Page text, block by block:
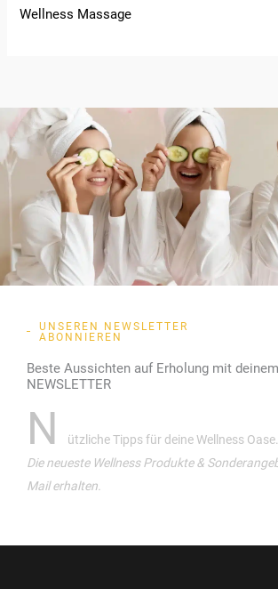
Wellness Massage
UNSEREN NEWSLETTER
ABONNIEREN
Beste Aussichten auf Erholung mit
NEWSLETTER
N
ützliche Tipps für deine Wellness Oase.
Die neueste Wellness Produkte &
Mail erhalten.